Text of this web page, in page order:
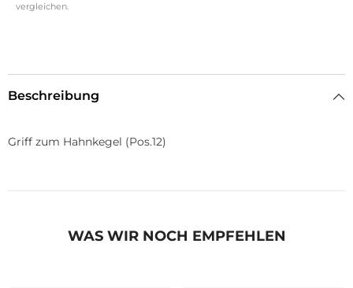
vergleichen.
Beschreibung
Griff zum Hahnkegel (Pos.12)
WAS WIR NOCH EMPFEHLEN